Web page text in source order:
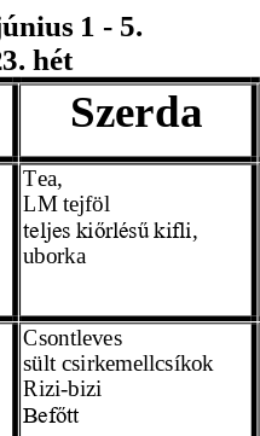
1 - 5.
hét
Szerda
Tea,
LM tejföl
teljes kiőrlésű kifli
uborka
Csontleves
sült csirkemellcsíkok
Rizi -bizi
Befőtt